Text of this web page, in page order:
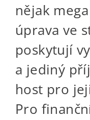
nějak
úprava ve
poskytují
a jediný
host pro
Pro